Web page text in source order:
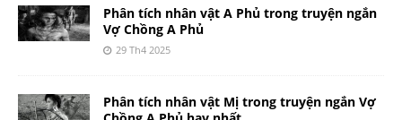
Phân tích nhân vật A Phủ trong truyện ngắn
Vợ Chồng A Phủ
29 Th4 2025
Phân tích nhân vật Mị trong truyện ngắn Vợ